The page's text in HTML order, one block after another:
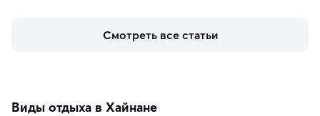
аутентичных лавках — в подарок близким или себе на
Смотреть все статьи
Виды отдыха в Хайнане